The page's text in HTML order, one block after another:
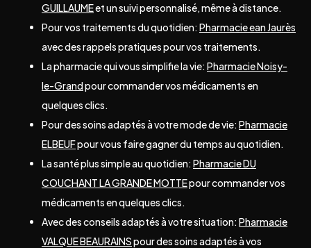
GUILLAUMEet un suivi personnalisé, même à distance.
Pour vos traitements du quotidien: Pharmacie ean Jaurès
avec des rappels pratiques pour vos traitements.
La pharmacie qui vous simplifie la vie: Pharmacie Noisy-
le-Grandpour commander vos médicaments en
quelques clics.
Pour des soins adaptés à votre mode de vie: Pharmacie
ELBEUFpour vous faire gagner du temps au quotidien.
La santé plus simple au quotidien: Pharmacie DU
COUCHANT LA GRANDE MOTTEpour commander vos
médicaments en quelques clics.
Avec des conseils adaptés à votre situation: Pharmacie
VALQUE BEAURAINSpour des soins adaptés à vos